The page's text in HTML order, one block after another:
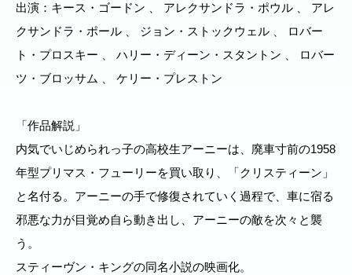
出演：キース・ゴードン 、 アレクサンドラ・ポウル 、 アレ
クサンドラ・ポール 、 ジョン・ストックウェル 、 ロバー
ト・プロスキー 、 ハリー・ディーン・スタントン 、 ロバー
ツ・ブロッサム 、 ケリー・プレストン
「作品解説」
内気でいじめられっ子の高校生アーニーは、廃車寸前の1958
年型プリマス・フューリーを買い取り、「クリスティーン」
と名付る。アーニーの手で修復されていく過程で、車に宿る
邪悪な力が目覚め自ら動き出し、アーニーの敵を次々と襲
う。
スティーヴン・キングの同名小説の映画化。